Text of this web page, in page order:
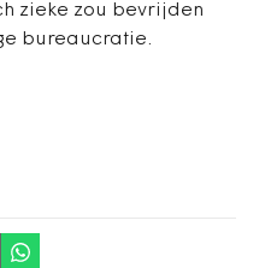
zieke zou bevrijden
bureaucratie.